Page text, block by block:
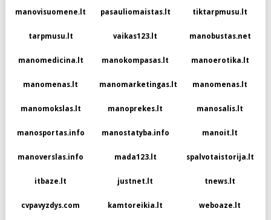
manovisuomene.lt pasauliomaistas.lt tiktarpmusu.lt
tarpmusu.lt vaikas123.lt manobustas.net
manomedicina.lt manokompasas.lt manoerotika.lt
manomenas.lt manomarketingas.lt manomenas.lt
manomokslas.lt manoprekes.lt manosalis.lt
manosportas.info manostatyba.info manoit.lt
manoverslas.info mada123.lt spalvotaistorija.lt
itbaze.lt justnet.lt tnews.lt
cvpavyzdys.com kamtoreikia.lt weboaze.lt